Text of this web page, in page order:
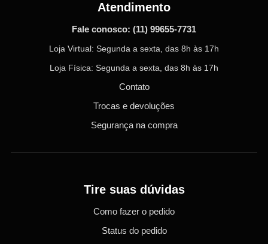
Atendimento
Fale conosco: (11) 99655-7731
Loja Virtual: Segunda a sexta, das 8h às 17h
Loja Física: Segunda a sexta, das 8h às 17h
Contato
Trocas e devoluções
Segurança na compra
Tire suas dúvidas
Como fazer o pedido
Status do pedido